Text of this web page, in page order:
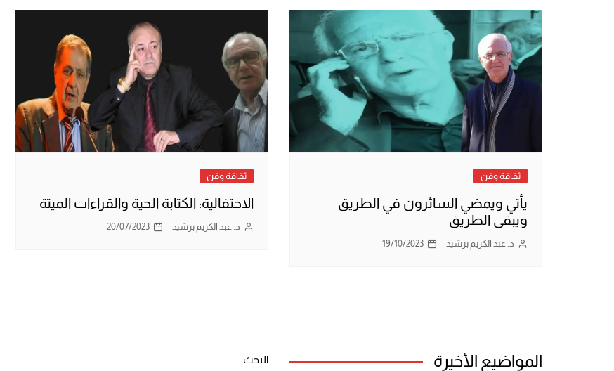
ثقافة وفن
يأتي ويمضي السائرون في الطريق
ويبقى الطريق
د. عبد الكريم برشيد 19/10/2023
ثقافة وفن
الاحتفالية: الكتابة الحية والقراءات الميتة
د. عبد الكريم برشيد 20/07/2023
المواضيع الأخيرة البحث